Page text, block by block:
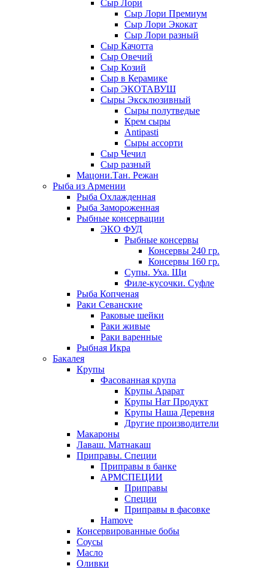
Сыр Лори
Сыр Лори Премиум
Сыр Лори Экокат
Сыр Лори разный
Сыр Качотта
Сыр Овечий
Сыр Козий
Сыр в Керамике
Сыр ЭКОТАВУШ
Сыры Эксклюзивный
Сыры полутведые
Крем сыры
Antipasti
Сыры ассорти
Сыр Чечил
Сыр разный
Мацони.Тан. Режан
Рыба из Армении
Рыба Охлажденная
Рыба Замороженная
Рыбные консервации
ЭКО ФУД
Рыбные консервы
Консервы 240 гр.
Консервы 160 гр.
Супы. Уха. Щи
Филе-кусочки. Суфле
Рыба Копченая
Раки Севанские
Раковые шейки
Раки живые
Раки варенные
Рыбная Икра
Бакалея
Крупы
Фасованная крупа
Крупы Арарат
Крупы Нат Продукт
Крупы Наша Деревня
Другие производители
Макароны
Лаваш. Матнакаш
Приправы. Специи
Приправы в банке
АРМСПЕЦИИ
Приправы
Специи
Приправы в фасовке
Hamove
Консервированные бобы
Соусы
Масло
Оливки